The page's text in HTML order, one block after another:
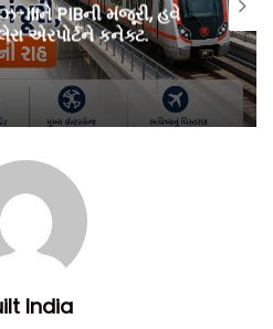
IIIને PIBની મંજૂરી, હવે
એરપોર્ટને કનેક્ટ.
India